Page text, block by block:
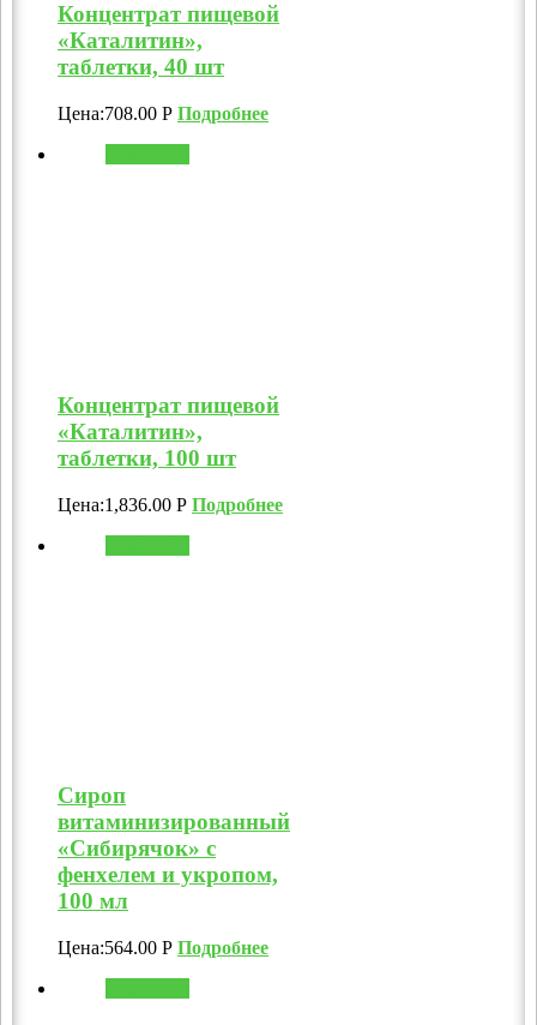
Концентрат пищевой
«Каталитин»,
таблетки, 40 шт
Цена:708.00 Р Подробнее
Концентрат пищевой
«Каталитин»,
таблетки, 100 шт
Цена:1,836.00 Р Подробнее
Сироп
витаминизированный
«Сибирячок» с
фенхелем и укропом,
100 мл
Цена:564.00 Р Подробнее